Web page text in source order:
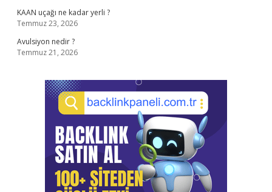
KAAN uçağı ne kadar yerli ?
Temmuz 23, 2026
Avulsiyon nedir ?
Temmuz 21, 2026